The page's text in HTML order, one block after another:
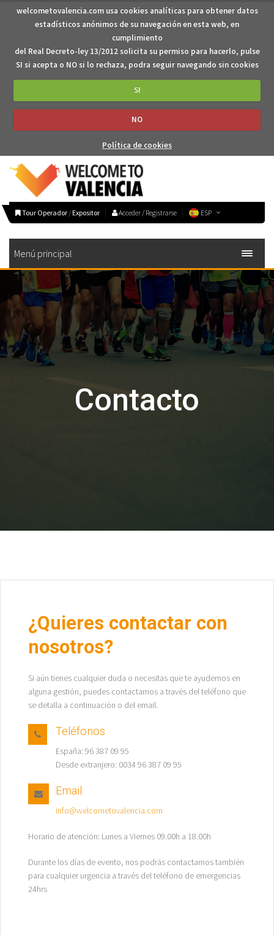
welcometovalencia.com usa cookies analíticas para obtener datos
estadísticos anónimos de su navegación en esta web, en
cumplimiento
del Real Decreto-ley 13/2012 solicita su permiso para hacerlo, pulse
SI si acepta o NO si lo rechaza, podra seguir navegando sin cookies
SI
NO
Política de cookies
Tour Operador /Expositor Acceder / Registrarse ESP
Menú principal
Contacto
¿Quieres contactar con
nosotros?
Si aún tienes cualquier duda o necesitas que te ayudemos en
alguna gestión, puedes contactarnos a través del teléfono que
se detalla a continuación o del email.
Teléfonos
España: 96 387 09 95
Desde extranjero: 0034 96 387 09 95
Email
info@welcometovalencia.com
Horario de atención: Lunes a Viernes 09.00h a 18.00h
Durante los días de evento, nos podrás contactarnos también
para cualquier urgencia a través del teléfono de emergencias
24hrs